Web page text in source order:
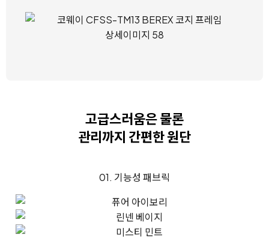
고급스러움은 물론
관리까지 간편한 원단
01. 기능성 패브릭